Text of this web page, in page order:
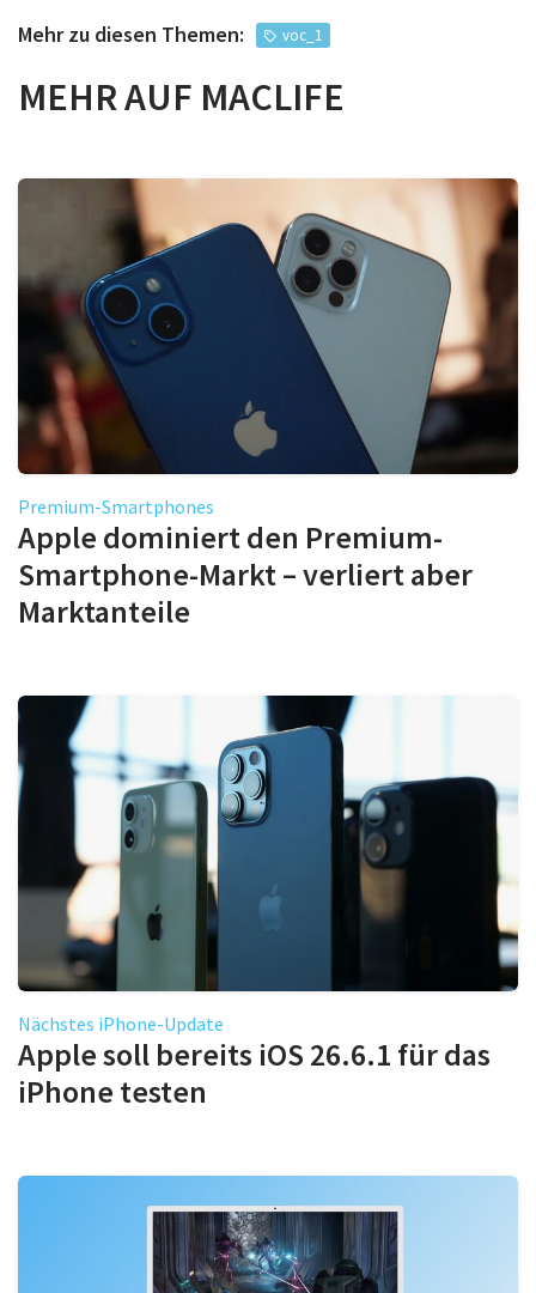
Mehr zu diesen Themen: voc_1
MEHR AUF MACLIFE
Premium-Smartphones
Apple dominiert den Premium-
Smartphone-Markt – verliert aber
Marktanteile
Nächstes iPhone-Update
Apple soll bereits iOS 26.6.1 für das
iPhone testen